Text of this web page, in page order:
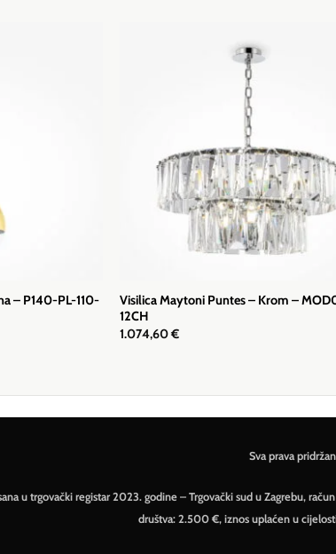
– P140-PL-110-
Visilica Maytoni Puntes – Krom –
12CH
1.074,60€
Sva prava
u trgovački registar 2023. godine – Trgovački sud u Zagrebu,
društva: 2.500 €, iznos uplaćen u